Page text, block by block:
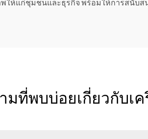
พให้แก่ชุมชนและธุรกิจ พร้อมให้การสนับส
มที่พบบ่อยเกี่ยวกับเ